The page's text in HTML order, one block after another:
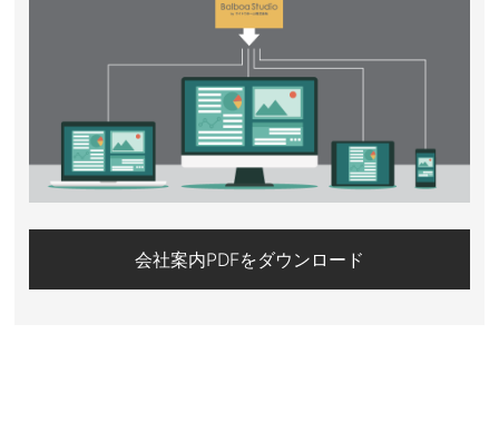
会社案内PDFをダウンロード